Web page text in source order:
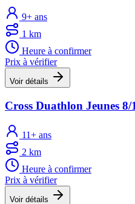
9+ ans
1 km
Heure à confirmer
Prix à vérifier
Voir détails
Cross Duathlon Jeunes
11+ ans
2 km
Heure à confirmer
Prix à vérifier
Voir détails